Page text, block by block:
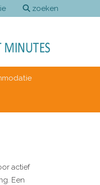
zoeken
actief
Een